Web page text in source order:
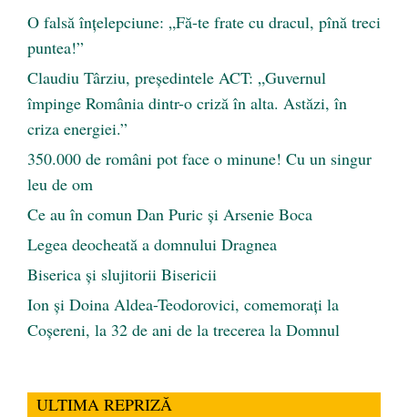
O falsă înțelepciune: „Fă-te frate cu dracul, pînă treci
puntea!”
Claudiu Târziu, președintele ACT: „Guvernul
împinge România dintr-o criză în alta. Astăzi, în
criza energiei.”
350.000 de români pot face o minune! Cu un singur
leu de om
Ce au în comun Dan Puric şi Arsenie Boca
Legea deocheată a domnului Dragnea
Biserica și slujitorii Bisericii
Ion și Doina Aldea-Teodorovici, comemorați la
Coșereni, la 32 de ani de la trecerea la Domnul
ULTIMA REPRIZĂ